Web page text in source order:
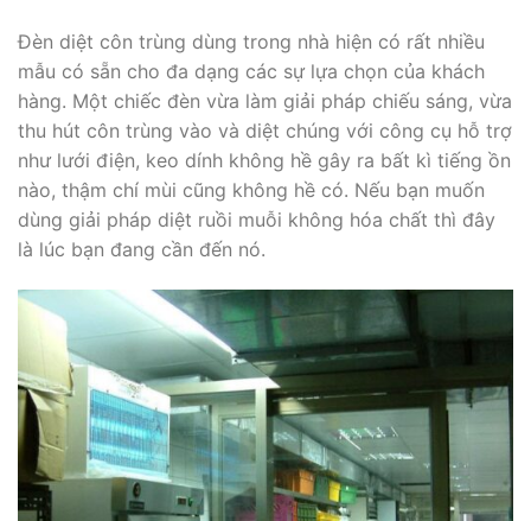
Đèn diệt côn trùng dùng trong nhà hiện có rất nhiều
mẫu có sẵn cho đa dạng các sự lựa chọn của khách
hàng. Một chiếc đèn vừa làm giải pháp chiếu sáng, vừa
thu hút côn trùng vào và diệt chúng với công cụ hỗ trợ
như lưới điện, keo dính không hề gây ra bất kì tiếng ồn
nào, thậm chí mùi cũng không hề có. Nếu bạn muốn
dùng giải pháp diệt ruồi muỗi không hóa chất thì đây
là lúc bạn đang cần đến nó.